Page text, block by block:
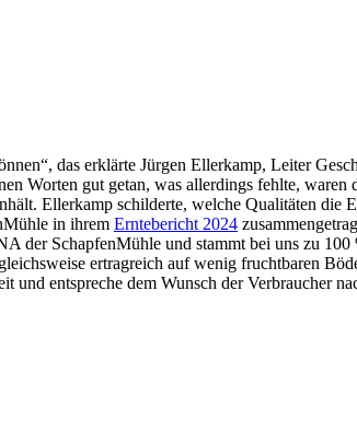
das erklärte Jürgen Ellerkamp, Leiter
Worten gut getan, was allerdings fehlte, waren
Ellerkamp schilderte, welche Qualitäten die
in ihrem Erntebericht 2024
der SchapfenMühle und stammt bei uns zu 100
ertragreich auf wenig fruchtbaren
und entspreche dem Wunsch der Verbraucher